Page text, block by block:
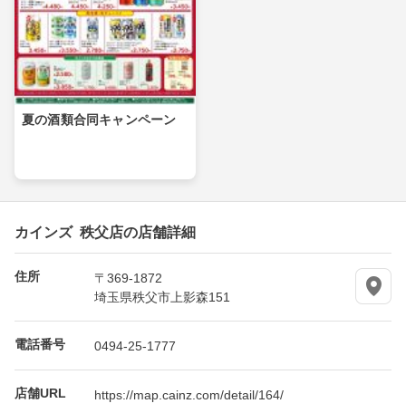
夏の酒類合同キャンペーン
カインズ 秩父店の店舗詳細
住所
〒369-1872
埼玉県秩父市上影森151
電話番号 0494-25-1777
店舗URL https://map.cainz.com/detail/164/